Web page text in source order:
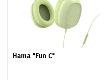
Hama "Fun C"